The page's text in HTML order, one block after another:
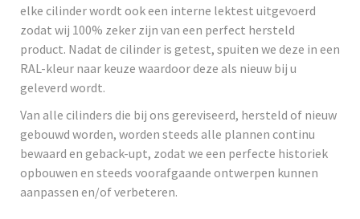
elke cilinder wordt ook een interne lektest uitgevoerd
zodat wij 100% zeker zijn van een perfect hersteld
product. Nadat de cilinder is getest, spuiten we deze in een
RAL-kleur naar keuze waardoor deze als nieuw bij u
geleverd wordt.
Van alle cilinders die bij ons gereviseerd, hersteld of nieuw
gebouwd worden, worden steeds alle plannen continu
bewaard en geback-upt, zodat we een perfecte historiek
opbouwen en steeds voorafgaande ontwerpen kunnen
aanpassen en/of verbeteren.